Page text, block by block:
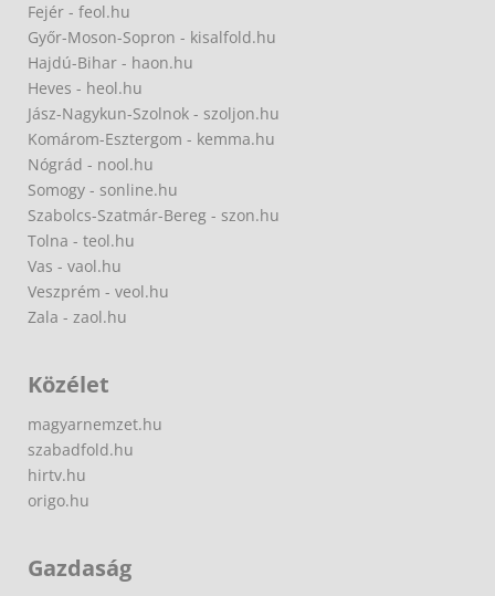
Fejér - feol.hu
Győr-Moson-Sopron - kisalfold.hu
Hajdú-Bihar - haon.hu
Heves - heol.hu
Jász-Nagykun-Szolnok - szoljon.hu
Komárom-Esztergom - kemma.hu
Nógrád - nool.hu
Somogy - sonline.hu
Szabolcs-Szatmár-Bereg - szon.hu
Tolna - teol.hu
Vas - vaol.hu
Veszprém - veol.hu
Zala - zaol.hu
Közélet
magyarnemzet.hu
szabadfold.hu
hirtv.hu
origo.hu
Gazdaság